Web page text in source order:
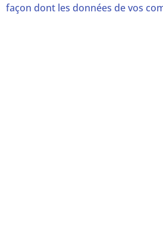
façon dont les données de vos